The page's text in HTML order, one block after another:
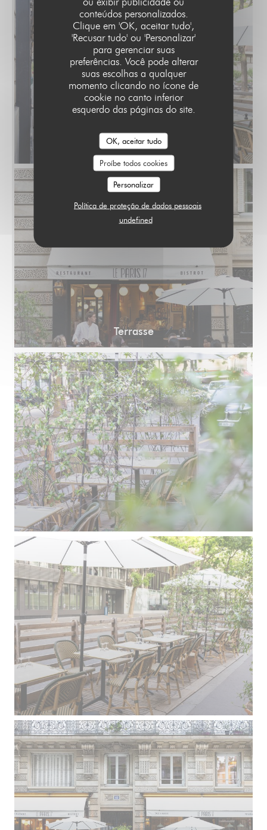
conteúdos personalizados.
Clique em 'OK, aceitar tudo',
'Recusar tudo' ou 'Personalizar'
para gerenciar suas
preferências. Você pode alterar
suas escolhas a qualquer
momento clicando no ícone de
cookie no canto inferior
esquerdo das páginas do site.
OK, aceitar tudo
Proíbe todos cookies
Personalizar
Política de proteção de dados pessoais
undefined
Terrasse
LE PARIS 17